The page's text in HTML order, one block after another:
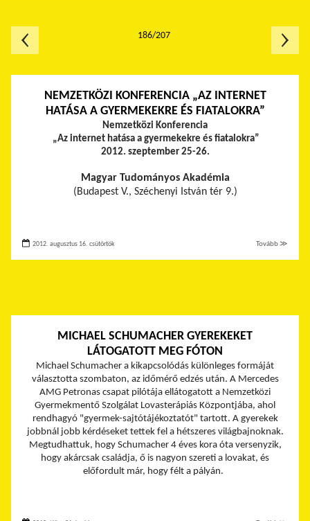
NEMZETKÖZI KONFERENCIA „AZ INTERNET
HATÁSA A GYERMEKEKRE ÉS FIATALOKRA”
Nemzetközi Konferencia
„Az internet hatása a gyermekekre és fiatalokra”
2012. szeptember 25-26.
Magyar Tudományos Akadémia
(Budapest V., Széchenyi István tér 9.)
2012. augusztus 16. csütörtök Tovább ≫
MICHAEL SCHUMACHER GYEREKEKET
LÁTOGATOTT MEG FÓTON
Michael Schumacher a kikapcsolódás különleges formáját
választotta szombaton, az időmérő edzés után. A Mercedes
AMG Petronas csapat pilótája ellátogatott a Nemzetközi
Gyermekmentő Szolgálat Lovasterápiás Központjába, ahol
rendhagyó "gyermek-sajtótájékoztatót" tartott. A gyerekek
jobbnál jobb kérdéseket tettek fel a hétszeres világbajnoknak.
Megtudhattuk, hogy Schumacher 4 éves kora óta versenyzik,
hogy akárcsak családja, ő is nagyon szereti a lovakat, és
előfordult már, hogy félt a pályán.
186/207